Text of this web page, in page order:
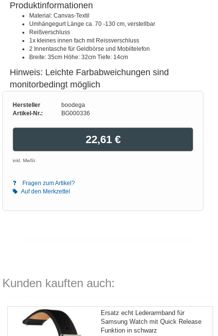
Produktinformationen
Material: Canvas-Textil
Umhängegurt Länge ca. 70 -130 cm, verstellbar
Reißverschluss
1x kleines innen fach mit Reissverschluss
2 Innentasche für Geldbörse und Mobiltelefon
Breite: 35cm Höhe: 32cm Tiefe: 14cm
Hinweis: Leichte Farbabweichungen sind
monitorbedingt möglich
Hersteller
boodega
Artikel-Nr.:
BG000336
22,61 €
inkl. MwSt.
Fragen zum Artikel?
Auf den Merkzettel
Kunden kauften auch:
Ersatz echt Lederarmband für
Samsung Watch mit Quick Release
Funktion in schwarz